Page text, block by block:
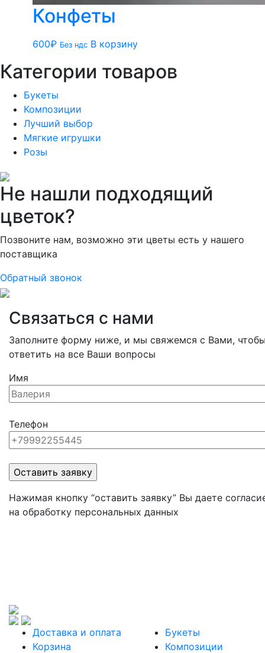
Конфеты
600₽ Без ндс В корзину
Категории товаров
Букеты
Композиции
Лучший выбор
Мягкие игрушки
Розы
Не нашли подходящий
цветок?
Позвоните нам, возможно эти цветы есть у нашего
поставщика
Обратный звонок
Связаться с нами
Заполните форму ниже, и мы свяжемся с Вами,
ответить на все Ваши вопросы
Имя
Телефон
Нажимая кнопку “оставить заявку” Вы даете
на обработку персональных данных
Доставка и оплата
Корзина
Букеты
Композиции